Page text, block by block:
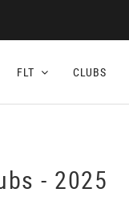
FLT CLUBS
- 2025